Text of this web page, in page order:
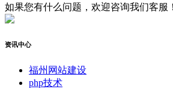
如果您有什么问题，欢迎咨询我们客服
资讯中心
福州网站建设
php技术